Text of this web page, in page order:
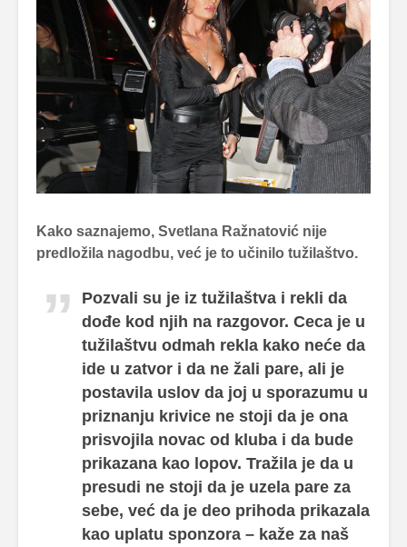
Kako saznajemo, Svetlana Ražnatović nije
predložila nagodbu, već je to učinilo tužilaštvo.
Pozvali su je iz tužilaštva i rekli da
dođe kod njih na razgovor. Ceca je u
tužilaštvu odmah rekla kako neće da
ide u zatvor i da ne žali pare, ali je
postavila uslov da joj u sporazumu u
priznanju krivice ne stoji da je ona
prisvojila novac od kluba i da bude
prikazana kao lopov. Tražila je da u
presudi ne stoji da je uzela pare za
sebe, već da je deo prihoda prikazala
kao uplatu sponzora – kaže za naš